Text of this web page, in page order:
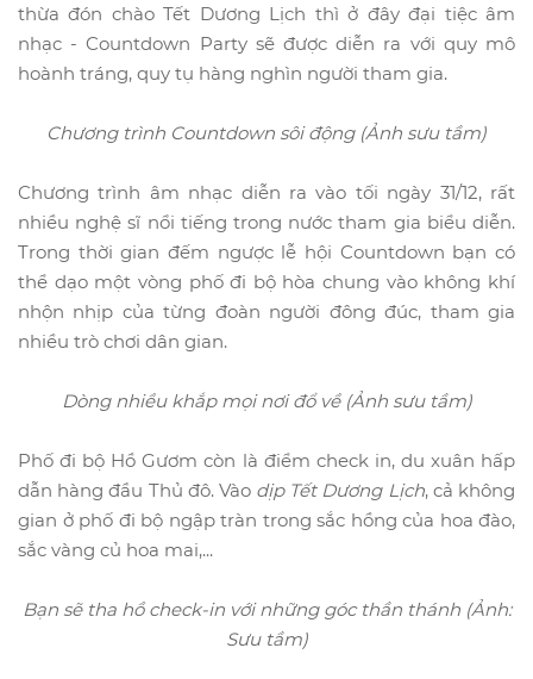
thừa đón chào Tết Dương Lịch thì ở đây đại tiệc âm
nhạc - Countdown Party sẽ được diễn ra với quy mô
hoành tráng, quy tụ hàng nghìn người tham gia.
Chương trình Countdown sôi động (Ảnh sưu tầm)
Chương trình âm nhạc diễn ra vào tối ngày 31/12, rất
nhiều nghệ sĩ nổi tiếng trong nước tham gia biểu diễn.
Trong thời gian đếm ngược lễ hội Countdown bạn có
thể dạo một vòng phố đi bộ hòa chung vào không khí
nhộn nhịp của từng đoàn người đông đúc, tham gia
nhiều trò chơi dân gian.
Dòng nhiều khắp mọi nơi đổ về (Ảnh sưu tầm)
Phố đi bộ Hồ Gươm còn là điểm check in, du xuân hấp
dẫn hàng đầu Thủ đô. Vào dịp Tết Dương Lịch, cả không
gian ở phố đi bộ ngập tràn trong sắc hồng của hoa đào,
sắc vàng củ hoa mai,...
Bạn sẽ tha hồ check-in với những góc thần thánh (Ảnh:
Sưu tầm)